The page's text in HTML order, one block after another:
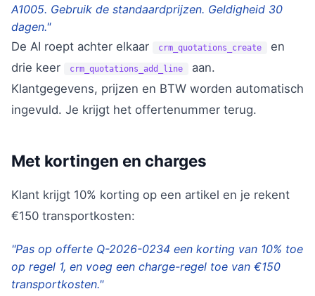
A1005. Gebruik de standaardprijzen. Geldigheid 30
dagen."
De AI roept achter elkaar
crm_quotations_create
en
drie keer
crm_quotations_add_line
aan.
Klantgegevens, prijzen en BTW worden automatisch
ingevuld. Je krijgt het offertenummer terug.
Met kortingen en charges
Klant krijgt 10% korting op een artikel en je rekent
€150 transportkosten:
"Pas op offerte Q-2026-0234 een korting van 10% toe
op regel 1, en voeg een charge-regel toe van €150
transportkosten."